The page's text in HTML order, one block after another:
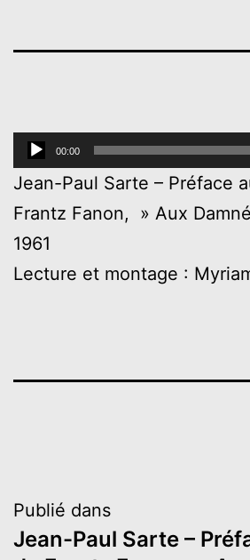
Lecteur
audio
00:00
Jean-Paul Sarte – Préface
Frantz Fanon, » Aux
1961
Lecture et montage :
Navigation
Publié dans
Jean-Paul Sarte –